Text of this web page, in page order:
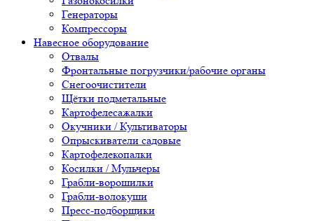
Генераторы
Компрессоры
Навесное оборудование
Отвалы
Фронтальные погрузчики/рабочие органы
Снегоочистители
Щётки подметальные
Картофелесажалки
Окучники / Культиваторы
Опрыскиватели садовые
Картофелекопалки
Косилки / Мульчеры
Грабли-ворошилки
Грабли-волокуши
Пресс-подборщики